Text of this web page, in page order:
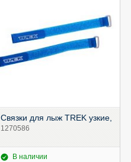
Связки для лыж TREK узкие,
1270586
В наличии